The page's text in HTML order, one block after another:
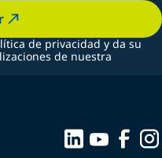
de privacidad y da su
de nuestra